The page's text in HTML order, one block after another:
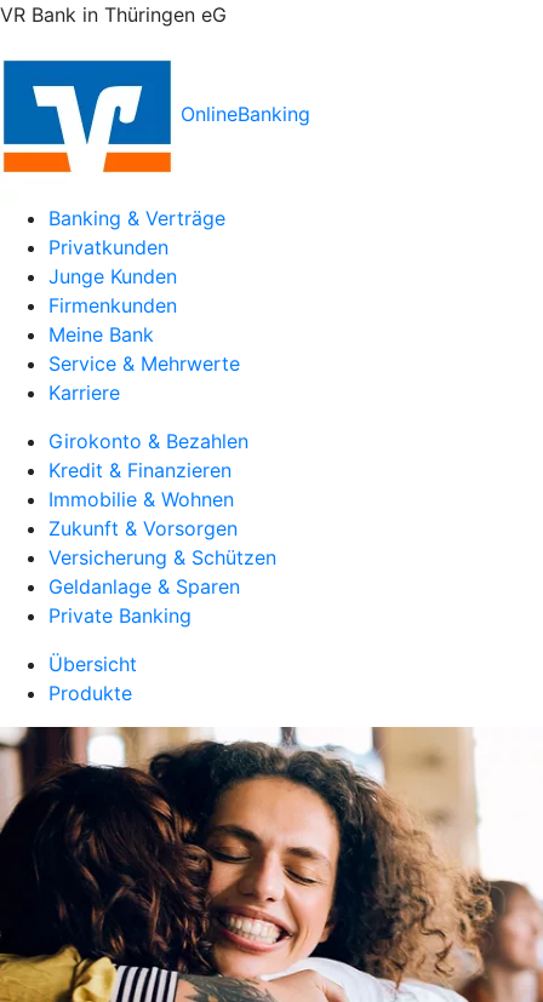
VR Bank in Thüringen eG
OnlineBanking
Banking & Verträge
Privatkunden
Junge Kunden
Firmenkunden
Meine Bank
Service & Mehrwerte
Karriere
Girokonto & Bezahlen
Kredit & Finanzieren
Immobilie & Wohnen
Zukunft & Vorsorgen
Versicherung & Schützen
Geldanlage & Sparen
Private Banking
Übersicht
Produkte